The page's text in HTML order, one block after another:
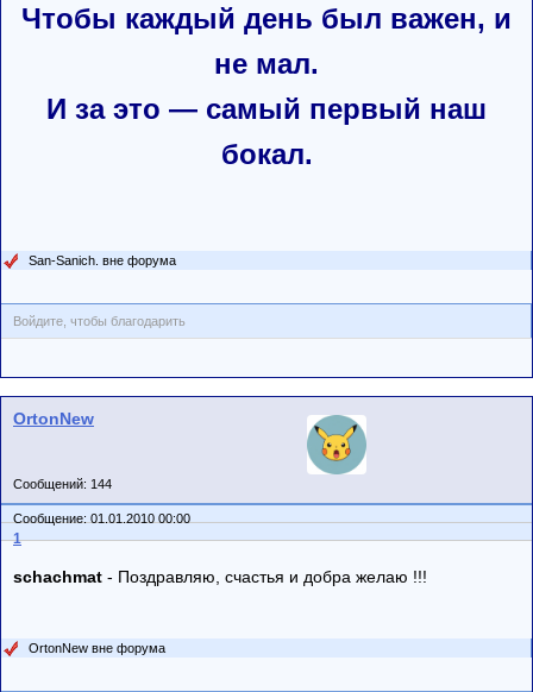
Чтобы каждый день был важен, и
не мал.
И за это — самый первый наш
бокал.
San-Sanich. вне форума
Войдите, чтобы благодарить
OrtonNew
Сообщений: 144
Сообщение: 01.01.2010 00:00
1
schachmat - Поздравляю, счастья и добра желаю !!!
OrtonNew вне форума